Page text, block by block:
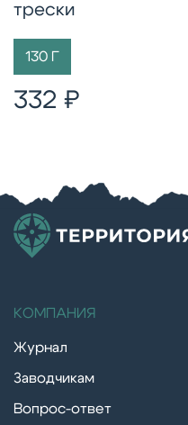
трески
130 Г
332 ₽
КОМПАНИЯ
Журнал
Заводчикам
Вопрос-ответ